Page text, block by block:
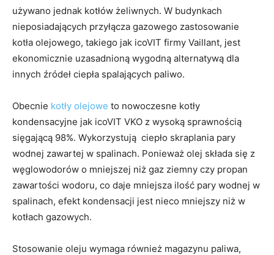
używano jednak kotłów żeliwnych. W budynkach
nieposiadających przyłącza gazowego zastosowanie
kotła olejowego, takiego jak icoVIT firmy Vaillant, jest
ekonomicznie uzasadnioną wygodną alternatywą dla
innych źródeł ciepła spalających paliwo.
Obecnie kotły olejowe to nowoczesne kotły
kondensacyjne jak icoVIT VKO z wysoką sprawnością
sięgającą 98%. Wykorzystują ciepło skraplania pary
wodnej zawartej w spalinach. Ponieważ olej składa się z
węglowodorów o mniejszej niż gaz ziemny czy propan
zawartości wodoru, co daje mniejsza ilość pary wodnej w
spalinach, efekt kondensacji jest nieco mniejszy niż w
kotłach gazowych.
Stosowanie oleju wymaga również magazynu paliwa,